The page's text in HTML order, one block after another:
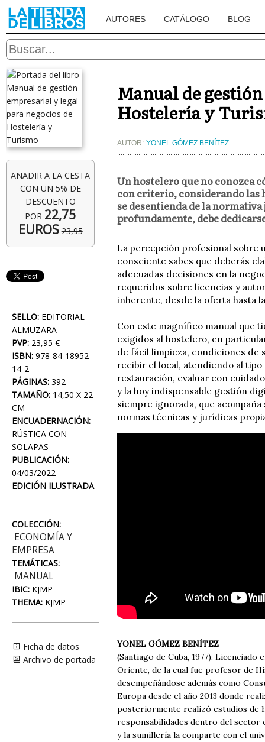
AUTORES CATÁLOGO BLOG
AÑADIR A LA CESTA
CON UN 5% DE
DESCUENTO
POR 22,75
EUROS 23,95
SELLO: EDITORIAL
ALMUZARA
PVP: 23,95 €
ISBN: 978-84-18952-
14-2
PÁGINAS: 392
TAMAÑO: 14,50 X 22
CM
ENCUADERNACIÓN:
RÚSTICA CON
SOLAPAS
PUBLICACIÓN:
04/03/2022
EDICIÓN ILUSTRADA
COLECCIÓN:
ECONOMÍA Y
EMPRESA
TEMÁTICAS:
MANUAL
IBIC: KJMP
THEMA: KJMP
Ficha de datos
Archivo de portada
Manual de
Hostelería y
AUTOR: YONEL GÓMEZ BENÍTEZ
Un hostelero que no conozca
con criterio, considerando las
se desentienda de la
profundamente, debe
La percepción profesional sobre
consciente sabes que deberás
adecuadas decisiones en la
requeridos sobre licencias y
inherente, desde la oferta hasta
Con este magnífico manual que
exigidos al hostelero, en
de fácil limpieza, condiciones de
recibir el local, atendiendo al
restauración, evaluar con
y la hoy indispensable gestión
siempre ignorada, que
normas técnicas y jurídicas
YONEL GÓMEZ BENÍTEZ
(Santiago de Cuba, 1977).
Oriente, de la cual fue profesor de
desempeñándose además como
Europa desde el año 2013 donde
posteriormente realizó estudios de
responsabilidades dentro del sector
y la sumillería la comparte con el